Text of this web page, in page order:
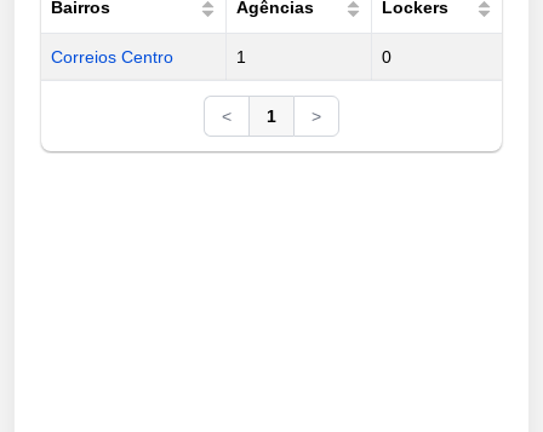
Bairros Agências Lockers
Correios Centro 1 0
< 1 >